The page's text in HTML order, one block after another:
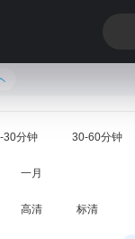
30分钟 30-60分钟
一月
高清 标清